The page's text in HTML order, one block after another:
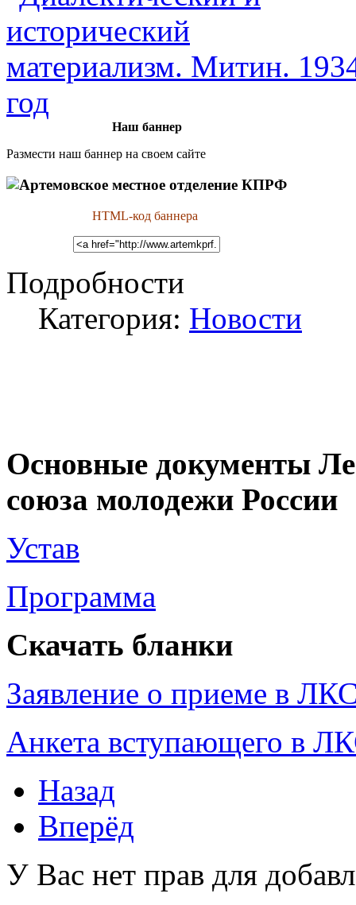
Наш баннер
Размести наш баннер на своем сайте
HTML-код баннера
Подробности
Категория: Новости
Основные документы
союза молодежи России
Устав
Программа
Скачать бланки
Заявление о приеме в
Анкета вступающего в
Назад
Вперёд
У Вас нет прав для